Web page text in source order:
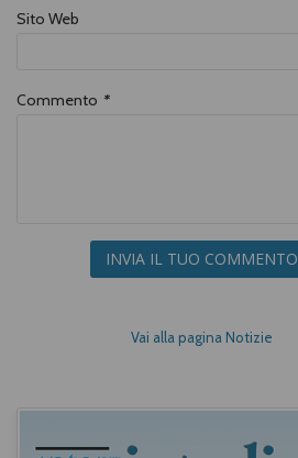
Sito Web
Commento *
INVIA IL TUO COMMENTO
Vai alla pagina Notizie